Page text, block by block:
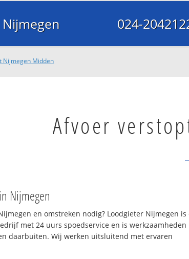
024-
Nijmegen Midden
Afvoer
Nijmegen
en omstreken nodig? Loodgieter Nijmegen is
met 24 uurs spoedservice en is werkzaamheden
daarbuiten. Wij werken uitsluitend met ervaren